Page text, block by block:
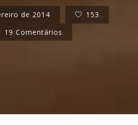
de 2014
153
19 Comentários